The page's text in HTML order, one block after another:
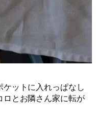
ットに入れっぱなし
とお隣さん家に転が